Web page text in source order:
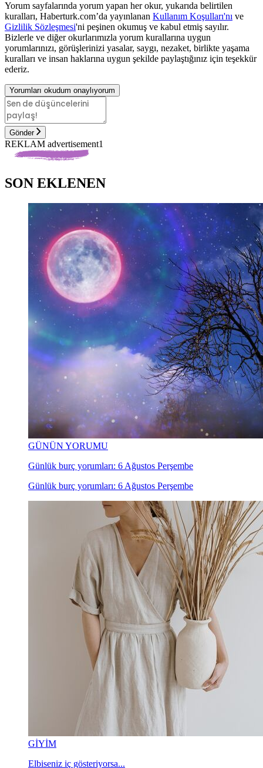
Yorum sayfalarında yorum yapan her okur, yukarıda belirtilen
kuralları, Haberturk.com’da yayınlanan Kullanım Koşulları'nı ve
Gizlilik Sözleşmesi'ni peşinen okumuş ve kabul etmiş sayılır.
Bizlerle ve diğer okurlarımızla yorum kurallarına uygun
yorumlarınızı, görüşlerinizi yasalar, saygı, nezaket, birlikte yaşama
kuralları ve insan haklarına uygun şekilde paylaştığınız için teşekkür
ederiz.
Yorumları okudum onaylıyorum
Gönder
REKLAM advertisement1
SON EKLENEN
GÜNÜN YORUMU
Günlük burç yorumları: 6 Ağustos Perşembe
Günlük burç yorumları: 6 Ağustos Perşembe
GİYİM
Elbiseniz iç gösteriyorsa...